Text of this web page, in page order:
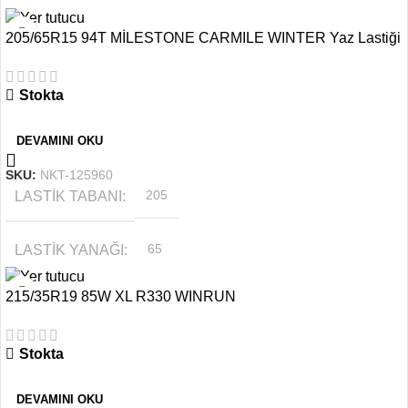
MEVSIM YAZ
JANT ÖLÇÜSÜ
205/65R15 94T MİLESTONE CARMILE WINTER Yaz Lastiği
Stokta
DEVAMINI OKU
SKU: NKT-125960
LASTIK TABANI 205
LASTIK YANAĞI 65
MEVSIM YAZ
JANT ÖLÇÜSÜ
215/35R19 85W XL R330 WINRUN
Stokta
DEVAMINI OKU